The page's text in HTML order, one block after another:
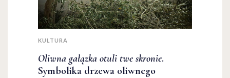
KULTURA
Oliwna gałązka otuli twe skronie.
Symbolika drzewa oliwnego